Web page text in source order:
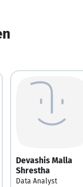
Devashis Malla
Shrestha
Data Analyst